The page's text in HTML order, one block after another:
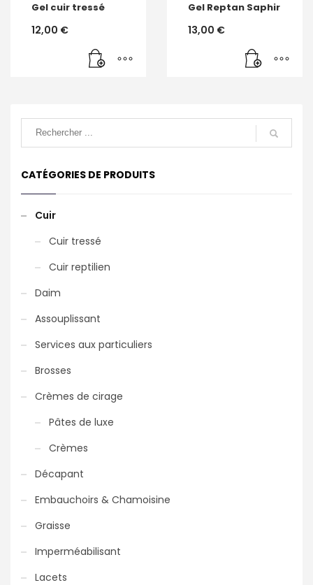
Gel cuir tressé
12,00 €
Gel Reptan Saphir
13,00 €
CATÉGORIES DE PRODUITS
Cuir
Cuir tressé
Cuir reptilien
Daim
Assouplissant
Services aux particuliers
Brosses
Crèmes de cirage
Pâtes de luxe
Crèmes
Décapant
Embauchoirs & Chamoisine
Graisse
Imperméabilisant
Lacets